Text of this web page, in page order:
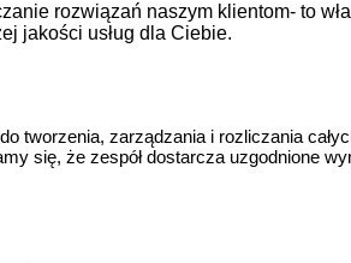
rozwiązań naszym klientom- to
jakości usług dla Ciebie.
zarządzania i rozliczania
się, że zespół dostarcza uzgodnione